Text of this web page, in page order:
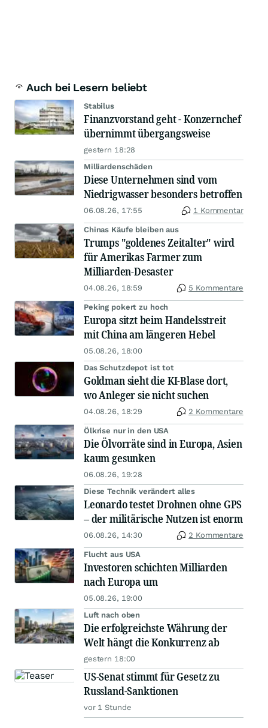
Auch bei Lesern beliebt
Stabilus
Finanzvorstand geht - Konzernchef
übernimmt übergangsweise
gestern 18:28
Milliardenschäden
Diese Unternehmen sind vom
Niedrigwasser besonders betroffen
06.08.26, 17:55 1 Kommentar
Chinas Käufe bleiben aus
Trumps "goldenes Zeitalter" wird
für Amerikas Farmer zum
Milliarden-Desaster
04.08.26, 18:59 5 Kommentare
Peking pokert zu hoch
Europa sitzt beim Handelsstreit
mit China am längeren Hebel
05.08.26, 18:00
Das Schutzdepot ist tot
Goldman sieht die KI-Blase dort,
wo Anleger sie nicht suchen
04.08.26, 18:29 2 Kommentare
Ölkrise nur in den USA
Die Ölvorräte sind in Europa, Asien
kaum gesunken
06.08.26, 19:28
Diese Technik verändert alles
Leonardo testet Drohnen ohne GPS
– der militärische Nutzen ist enorm
06.08.26, 14:30 2 Kommentare
Flucht aus USA
Investoren schichten Milliarden
nach Europa um
05.08.26, 19:00
Luft nach oben
Die erfolgreichste Währung der
Welt hängt die Konkurrenz ab
gestern 18:00
US-Senat stimmt für Gesetz zu
Russland-Sanktionen
vor 1 Stunde